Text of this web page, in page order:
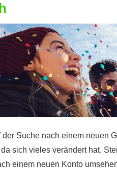
der Suche nach einem neuen
sich vieles verändert hat.
einem neuen Konto